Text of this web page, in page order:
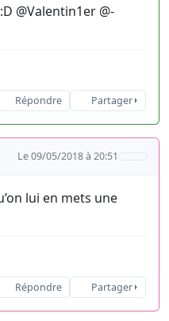
@Valentin1er @-
Répondre Partager
Le 09/05/2018 à 20:51
lui en mets une
Répondre Partager